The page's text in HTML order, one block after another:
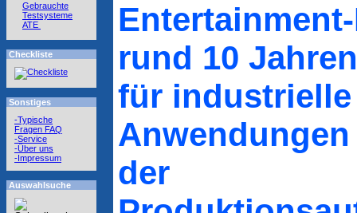
Gebrauchte
Testsysteme
ATE
Checkliste
Sonstiges
-Typische
Fragen FAQ
-Service
-Über uns
-Impressum
Auswahlsuche
rund 10
für industrielle
der